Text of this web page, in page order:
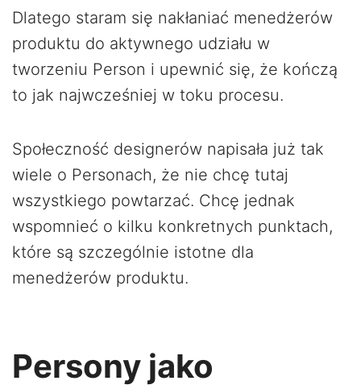
Dlatego staram się nakłaniać menedżerów
produktu do aktywnego udziału w
tworzeniu Person i upewnić się, że kończą
to jak najwcześniej w toku procesu.
Społeczność designerów napisała już tak
wiele o Personach, że nie chcę tutaj
wszystkiego powtarzać. Chcę jednak
wspomnieć o kilku konkretnych punktach,
które są szczególnie istotne dla
menedżerów produktu.
Persony jako